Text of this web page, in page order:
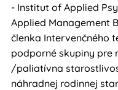
- Institut of Applied
Applied Management
členka Intervenčného
podporné skupiny pre
/paliatívna
náhradnej rodinnej